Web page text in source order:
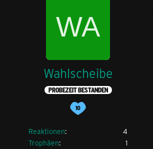
Wahlscheibe
PROBEZEIT BESTANDEN
Reaktionen
4
Trophäen
1